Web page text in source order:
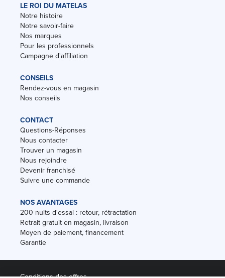
LE ROI DU MATELAS
Notre histoire
Notre savoir-faire
Nos marques
Pour les professionnels
Campagne d'affiliation
CONSEILS
Rendez-vous en magasin
Nos conseils
CONTACT
Questions-Réponses
Nous contacter
Trouver un magasin
Nous rejoindre
Devenir franchisé
Suivre une commande
NOS AVANTAGES
200 nuits d'essai : retour, rétractation
Retrait gratuit en magasin, livraison
Moyen de paiement, financement
Garantie